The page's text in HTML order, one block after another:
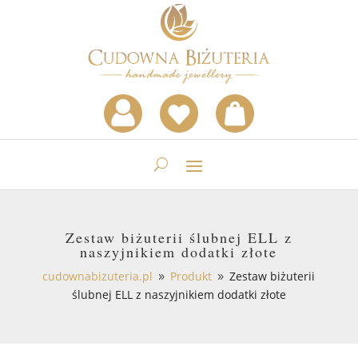
Zestaw biżuterii ślubnej ELL z
naszyjnikiem dodatki złote
cudownabizuteria.pl 9 Produkt 9 Zestaw biżuterii
ślubnej ELL z naszyjnikiem dodatki złote